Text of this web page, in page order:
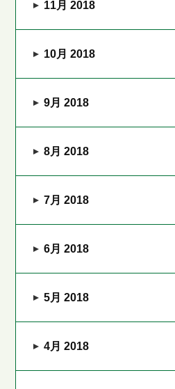
11月 2018
10月 2018
9月 2018
8月 2018
7月 2018
6月 2018
5月 2018
4月 2018